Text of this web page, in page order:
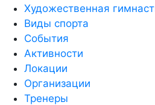
Художественная
Виды спорта
События
Активности
Локации
Организации
Тренеры